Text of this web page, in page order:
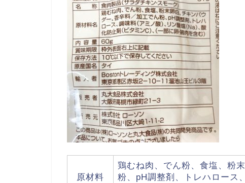
原材料
鶏むね肉、でん粉、食塩、粉
粉、pH調整剤、トレハロース